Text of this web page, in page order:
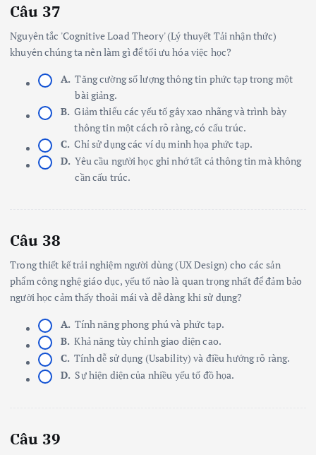
Câu 37
Nguyên tắc 'Cognitive Load Theory' (Lý thuyết Tải nhận thức)
khuyên chúng ta nên làm gì để tối ưu hóa việc học?
A. Tăng cường số lượng thông tin phức tạp trong một
bài giảng.
B. Giảm thiểu các yếu tố gây xao nhãng và trình bày
thông tin một cách rõ ràng, có cấu trúc.
C. Chỉ sử dụng các ví dụ minh họa phức tạp.
D. Yêu cầu người học ghi nhớ tất cả thông tin mà không
cần cấu trúc.
Câu 38
Trong thiết kế trải nghiệm người dùng (UX Design) cho các sản
phẩm công nghệ giáo dục, yếu tố nào là quan trọng nhất để đảm bảo
người học cảm thấy thoải mái và dễ dàng khi sử dụng?
A. Tính năng phong phú và phức tạp.
B. Khả năng tùy chỉnh giao diện cao.
C. Tính dễ sử dụng (Usability) và điều hướng rõ ràng.
D. Sự hiện diện của nhiều yếu tố đồ họa.
Câu 39